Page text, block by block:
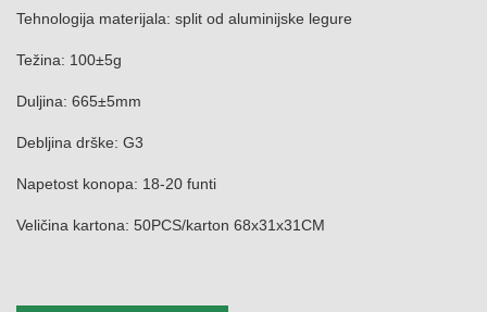
Tehnologija materijala: split od aluminijske legure
Težina: 100±5g
Duljina: 665±5mm
Debljina drške: G3
Napetost konopa: 18-20 funti
Veličina kartona: 50PCS/karton 68x31x31CM